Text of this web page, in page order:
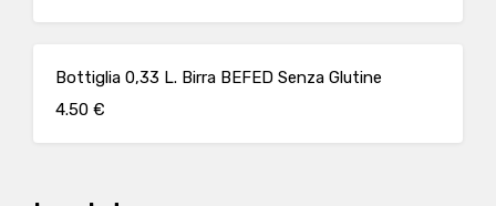
Bottiglia 0,33 L. Birra BEFED Senza Glutine
4.50 €